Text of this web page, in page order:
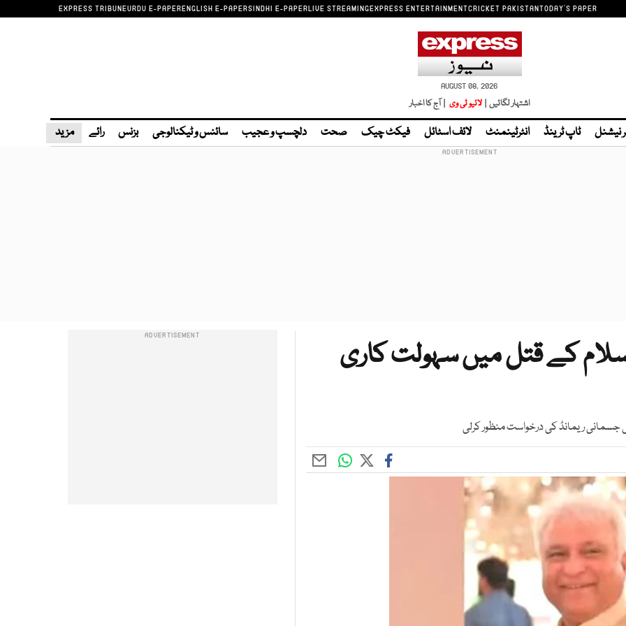
EXPRESS TRIBUNEURDU E-PAPERENGLISH E-PAPERSINDHI E-PAPERLIVE STREAMINGEXPRESS ENTERTAINMENTCRICKET PAKISTANTODAY'S PAPER
AUGUST 08, 2026
اشتہار لگائیں | لائیو ٹی وی | آج کا اخبار
نیشنل ٹاپ ٹرینڈ انٹرٹینمنٹ لائف اسٹائل فیکٹ چیک صحت دلچسپ و عجیب سائنس و ٹیکنالوجی بزنس رائے مزید
کے قتل میں سہولت کاری
ریمانڈ کی درخواست منظور کرلی